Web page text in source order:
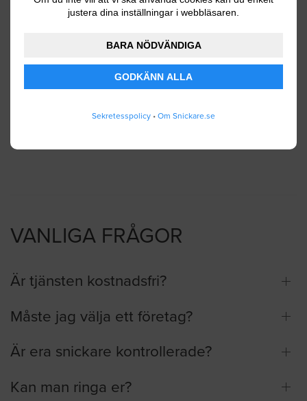
justera dina inställningar i webbläsaren.
BARA NÖDVÄNDIGA
GODKÄNN ALLA
Sekretesspolicy • Om Snickare.se
mina personuppgifter enligtanvändarvillkoren
VANLIGA FRÅGOR
Är tjänsten kostnadsfri?
Måste jag välja ett företag?
Är era snickare kontrollerade?
Kan man ringa er?